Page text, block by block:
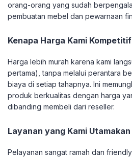
orang-orang yang sudah
pembuatan mebel dan pewarnaan
Kenapa Harga Kami Kompetitif
Harga lebih murah karena kami
pertama), tanpa melalui perantara
biaya di setiap tahapnya. Ini
produk berkualitas dengan harga
dibanding membeli dari reseller.
Layanan yang Kami Utamakan
Pelayanan sangat ramah dan